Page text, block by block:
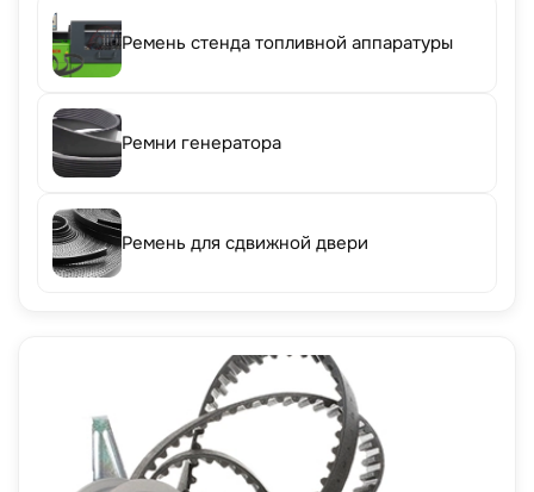
Ремень стенда топливной аппаратуры
Ремни генератора
Ремень для сдвижной двери